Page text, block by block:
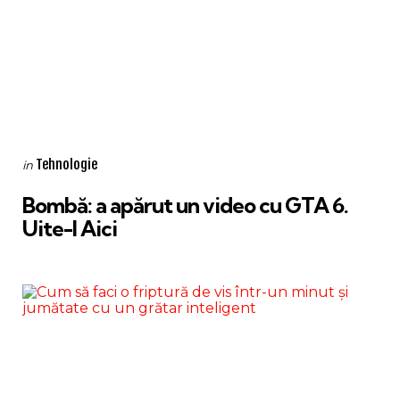
Categories
Posted
in Tehnologie
Bombă: a apărut un video cu GTA 6.
Uite-l Aici